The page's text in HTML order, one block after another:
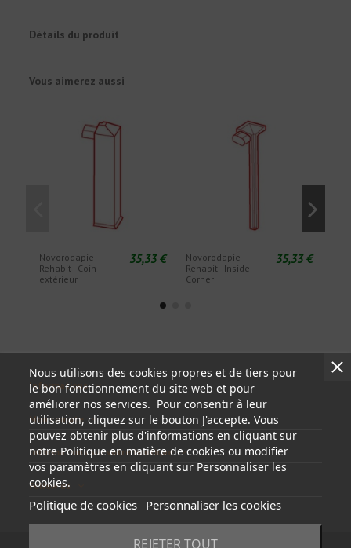
Détails du produit
Vous aimerez aussi
Novorodapie
Rehabit - Coin
extérieur
35,33 €
Novorodapie
Rehabit - Inside
Corner
35,33 €
Nous utilisons des cookies propres et de tiers pour
le bon fonctionnement du site web et pour
améliorer nos services. Pour consentir à leur
utilisation, cliquez sur le bouton J'accepte. Vous
pouvez obtenir plus d'informations en cliquant sur
notre Politique en matière de cookies ou modifier
vos paramètres en cliquant sur Personnaliser les
cookies.
Politique de cookies Personnaliser les cookies
REJETER TOUT
Informations
Mon compte
Informations sur votre boutique
Follow us